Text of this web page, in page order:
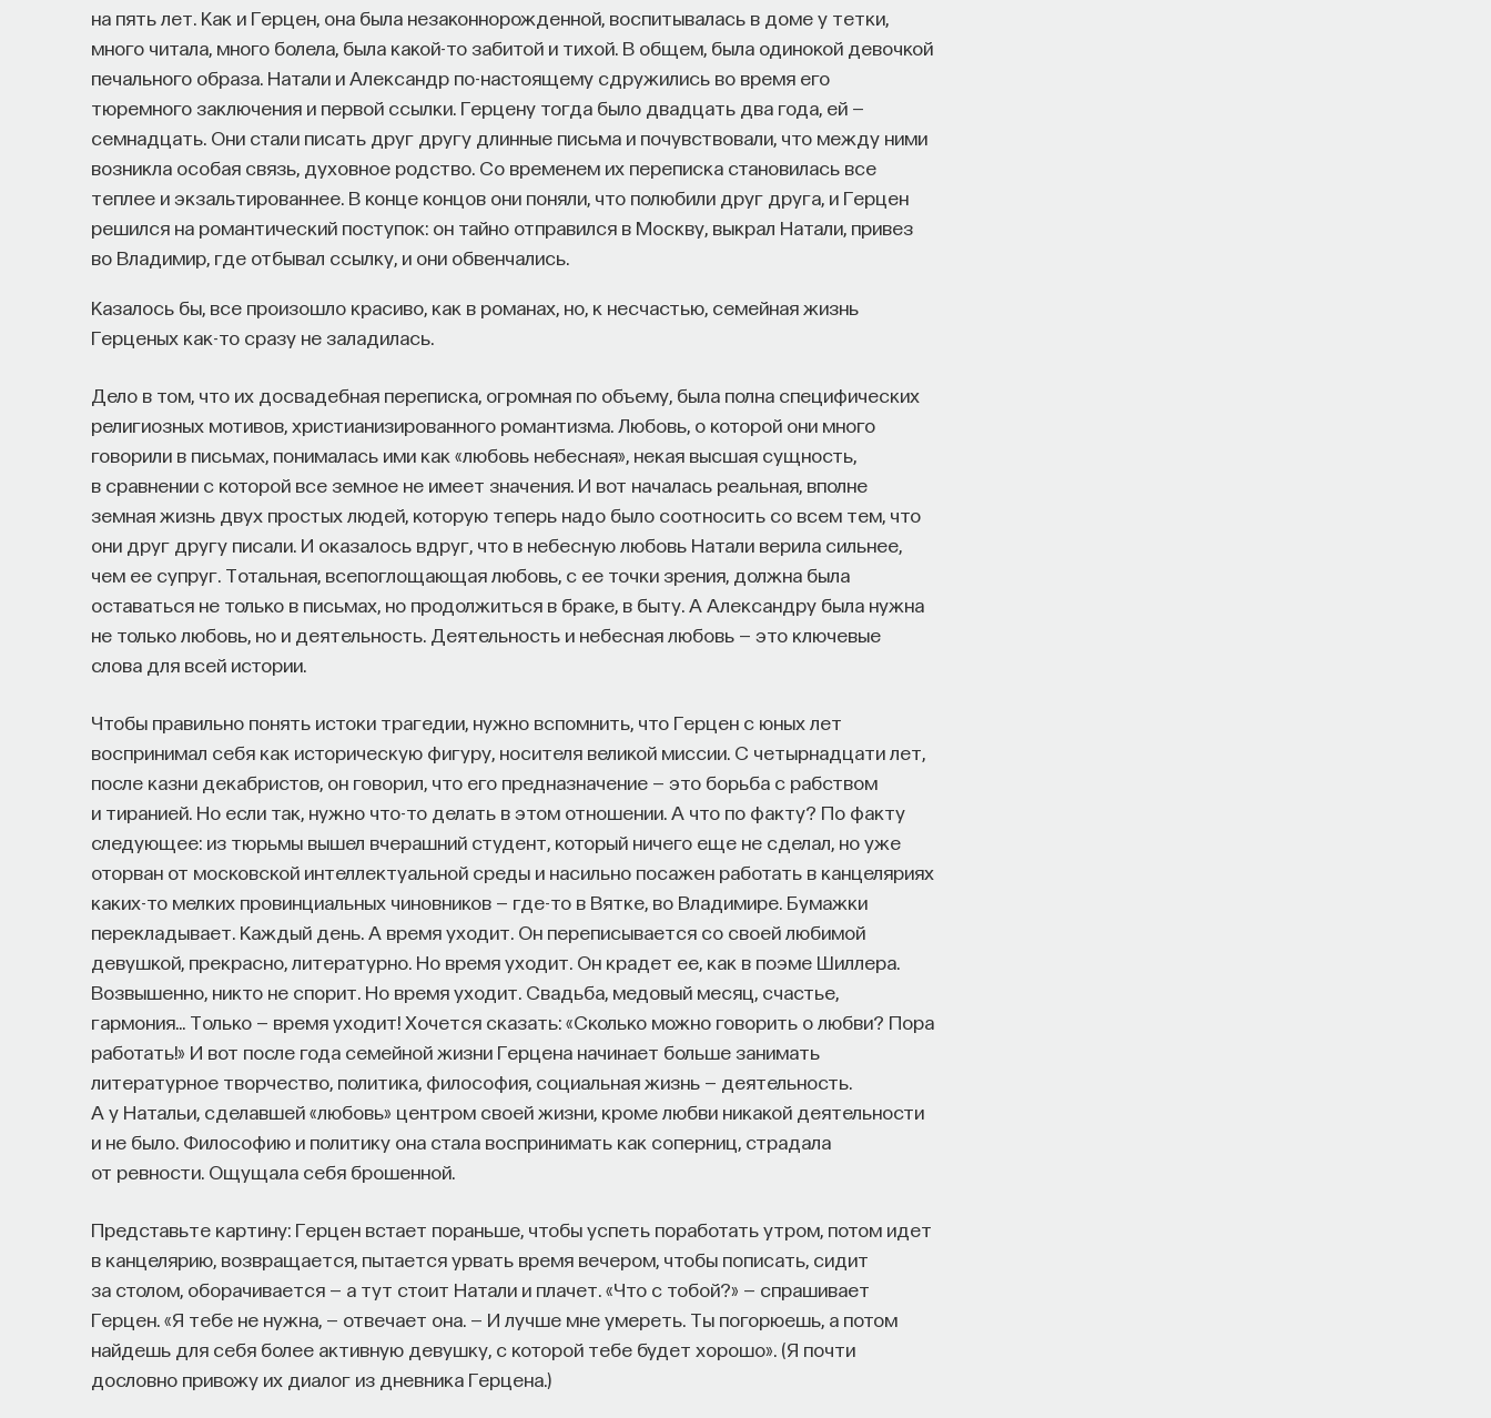
на пять лет. Как и Герцен, она была незаконнорожденной, воспитывалась в доме у тетки,
много читала, много болела, была какой-то забитой и тихой. В общем, была одинокой девочкой
печального образа. Натали и Александр по-настоящему сдружились во время его
тюремного заключения и первой ссылки. Герцену тогда было двадцать два года, ей —
семнадцать. Они стали писать друг другу длинные письма и почувствовали, что между ними
возникла особая связь, духовное родство. Со временем их переписка становилась все
теплее и экзальтированнее. В конце концов они поняли, что полюбили друг друга, и Герцен
решился на романтический поступок: он тайно отправился в Москву, выкрал Натали, привез
во Владимир, где отбывал ссылку, и они обвенчались.
Казалось бы, все произошло красиво, как в романах, но, к несчастью, семейная жизнь
Герценых как-то сразу не заладилась.
Дело в том, что их досвадебная переписка, огромная по объему, была полна специфических
религиозных мотивов, христианизированного романтизма. Любовь, о которой они много
говорили в письмах, понималась ими как «любовь небесная», некая высшая сущность,
в сравнении с которой все земное не имеет значения. И вот началась реальная, вполне
земная жизнь двух простых людей, которую теперь надо было соотносить со всем тем, что
они друг другу писали. И оказалось вдруг, что в небесную любовь Натали верила сильнее,
чем ее супруг. Тотальная, всепоглощающая любовь, с ее точки зрения, должна была
оставаться не только в письмах, но продолжиться в браке, в быту. А Александру была нужна
не только любовь, но и деятельность. Деятельность и небесная любовь — это ключевые
слова для всей истории.
Чтобы правильно понять истоки трагедии, нужно вспомнить, что Герцен с юных лет
воспринимал себя как историческую фигуру, носителя великой миссии. С четырнадцати лет,
после казни декабристов, он говорил, что его предназначение — это борьба с рабством
и тиранией. Но если так, нужно что-то делать в этом отношении. А что по факту? По факту
следующее: из тюрьмы вышел вчерашний студент, который ничего еще не сделал, но уже
оторван от московской интеллектуальной среды и насильно посажен работать в канцеляриях
каких-то мелких провинциальных чиновников — где-то в Вятке, во Владимире. Бумажки
перекладывает. Каждый день. А время уходит. Он переписывается со своей любимой
девушкой, прекрасно, литературно. Но время уходит. Он крадет ее, как в поэме Шиллера.
Возвышенно, никто не спорит. Но время уходит. Свадьба, медовый месяц, счастье,
гармония… Только — время уходит! Хочется сказать: «Сколько можно говорить о любви? Пора
работать!» И вот после года семейной жизни Герцена начинает больше занимать
литературное творчество, политика, философия, социальная жизнь — деятельность.
А у Натальи, сделавшей «любовь» центром своей жизни, кроме любви никакой деятельности
и не было. Философию и политику она стала воспринимать как соперниц, страдала
от ревности. Ощущала себя брошенной.
Представьте картину: Герцен встает пораньше, чтобы успеть поработать утром, потом идет
в канцелярию, возвращается, пытается урвать время вечером, чтобы пописать, сидит
за столом, оборачивается — а тут стоит Натали и плачет. «Что с тобой?» — спрашивает
Герцен. «Я тебе не нужна, — отвечает она. — И лучше мне умереть. Ты погорюешь, а потом
найдешь для себя более активную девушку, с которой тебе будет хорошо». (Я почти
дословно привожу их диалог из дневника Герцена.)